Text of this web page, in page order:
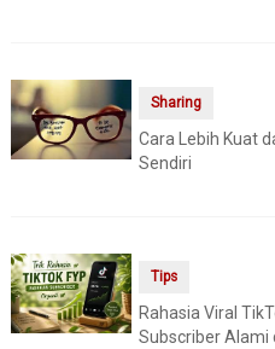
Sharing
Cara Lebih Kuat
Sendiri
Tips
Rahasia Viral
Subscriber Alami